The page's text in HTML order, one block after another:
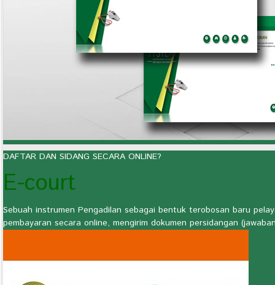
DAFTAR DAN SIDANG SECARA ONLINE?
E-court
Sebuah instrumen Pengadilan sebagai bentuk terobosan baru
pembayaran secara online, mengirim dokumen persidangan